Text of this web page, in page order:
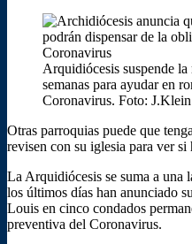
Arquidiócesis suspende
semanas para ayudar en
Coronavirus. Foto: J.Klein
Otras parroquias puede que
revisen con su iglesia para ver si
La Arquidiócesis se suma a una
los últimos días han anunciado
Louis en cinco condados
preventiva del Coronavirus.